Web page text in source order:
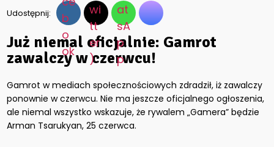
Udostępnij:
Już niemal oficjalnie: Gamrot
zawalczy w czerwcu!
Gamrot w mediach społecznościowych zdradził, iż zawalczy
ponownie w czerwcu. Nie ma jeszcze oficjalnego ogłoszenia,
ale niemal wszystko wskazuje, że rywalem „Gamera” będzie
Arman Tsarukyan, 25 czerwca.